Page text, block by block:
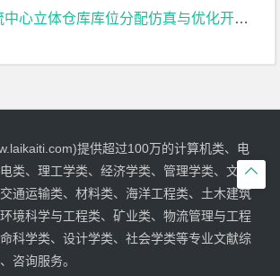
心立体仓库库位分配仿真与优化开题报告

提供超过100万的计算机类、电
类、理工学类、经济学类、管理学类、文学
通运输类、材料类、海洋工程类、土木建筑
境科学与工程类、矿业类、物流管理与工程
科学类、设计学类、社会学类等专业文献综
咨询服务。